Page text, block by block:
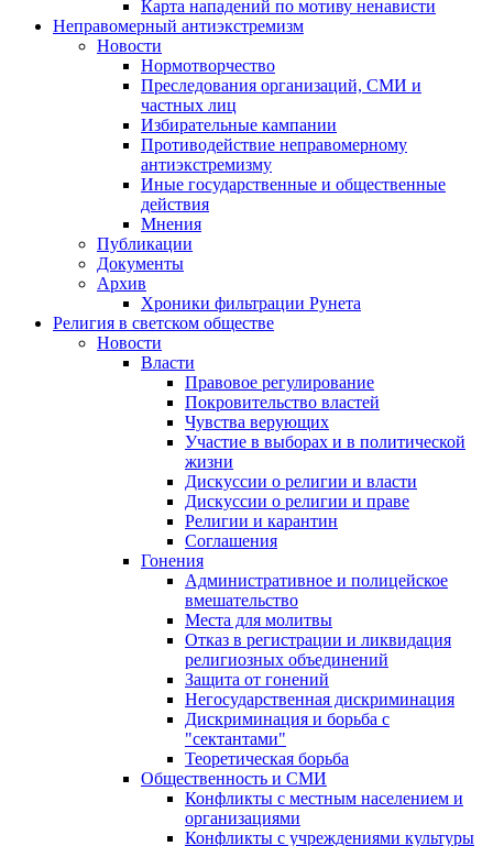
Карта нападений по мотиву ненависти
Неправомерный антиэкстремизм
Новости
Нормотворчество
Преследования организаций, СМИ и
частных лиц
Избирательные кампании
Противодействие неправомерному
антиэкстремизму
Иные государственные и общественные
действия
Мнения
Публикации
Документы
Архив
Хроники фильтрации Рунета
Религия в светском обществе
Новости
Власти
Правовое регулирование
Покровительство властей
Чувства верующих
Участие в выборах и в политической
жизни
Дискуссии о религии и власти
Дискуссии о религии и праве
Религии и карантин
Соглашения
Гонения
Административное и полицейское
вмешательство
Места для молитвы
Отказ в регистрации и ликвидация
религиозных объединений
Защита от гонений
Негосударственная дискриминация
Дискриминация и борьба с
"сектантами"
Теоретическая борьба
Общественность и СМИ
Конфликты с местным населением и
организациями
Конфликты с учреждениями культуры